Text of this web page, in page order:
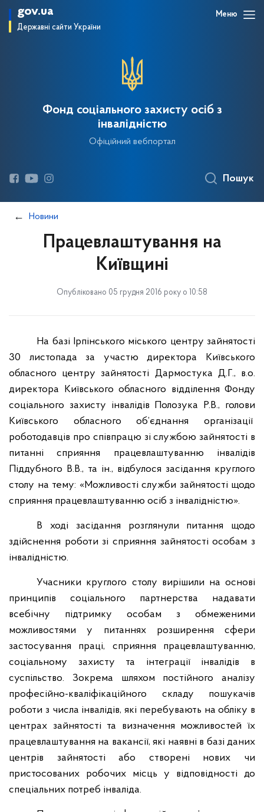
gov.ua
Державні сайти України
Меню
Фонд соціального захисту осіб з
інвалідністю
Офіційний вебпортал
Пошук
Новини
Працевлаштування на
Київщині
Опубліковано 05 грудня 2016 року о 10:58
На базі Ірпінського міського центру зайнятості
30 листопада за участю директора Київського
обласного центру зайнятості Дармостука Д.Г., в.о.
директора Київського обласного відділення Фонду
соціального захисту інвалідів Полозука Р.В., голови
Київського обласного об’єднання організації
роботодавців про співпрацю зі службою зайнятості в
питанні сприяння працевлаштуванню інвалідів
Піддубного В.В., та ін., відбулося засідання круглого
столу на тему: «Можливості служби зайнятості щодо
сприяння працевлаштуванню осіб з інвалідністю».
В ході засідання розглянули питання щодо
здійснення роботи зі сприяння зайнятості особам з
інвалідністю.
Учасники круглого столу вирішили на основі
принципів соціального партнерства надавати
всебічну підтримку особам з обмеженими
можливостями у питаннях розширення сфери
застосування праці, сприяння працевлаштуванню,
соціальному захисту та інтеграції інвалідів в
суспільство. Зокрема шляхом постійного аналізу
професійно-кваліфікаційного складу пошукачів
роботи з числа інвалідів, які перебувають на обліку в
центрах зайнятості та визначення можливостей їх
працевлаштування на вакансії, які наявні в базі даних
центрів зайнятості або створені нових чи
пристосованих робочих місць у відповідності до
спеціальних потреб інваліда.